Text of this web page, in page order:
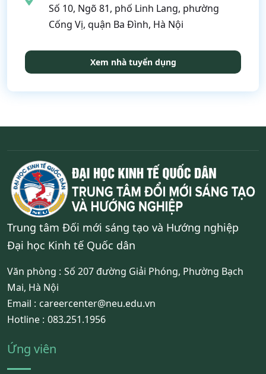
Số 10, Ngõ 81, phố Linh Lang, phường
Cống Vị, quận Ba Đình, Hà Nội
Xem nhà tuyển dụng
Trung tâm Đối mới sáng tạo và Hướng nghiệp
Đại học Kinh tế Quốc dân
Văn phòng : Số 207 đường Giải Phóng, Phường Bạch
Mai, Hà Nội
Email : careercenter@neu.edu.vn
Hotline : 083.251.1956
Ứng viên